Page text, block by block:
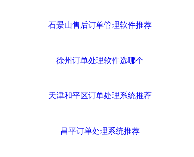
石景山售后订单管理软件推荐
徐州订单处理软件选哪个
天津和平区订单处理系统推荐
昌平订单处理系统推荐